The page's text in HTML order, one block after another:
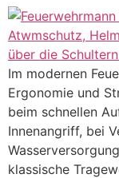
Im modernen
Ergonomie und
beim schnellen
Innenangriff, bei
klassische